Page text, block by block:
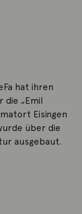
hat ihren
die „Emil
Eisingen
über die
ausgebaut.